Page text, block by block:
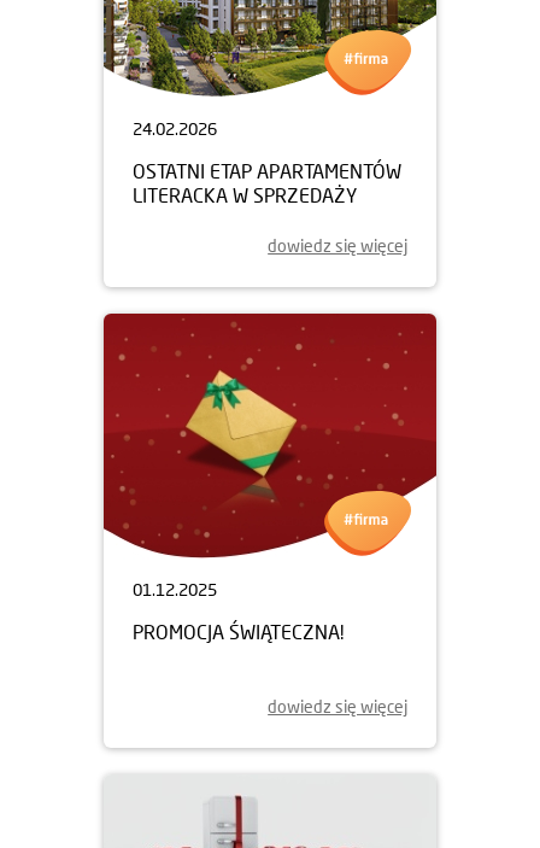
24.02.2026
OSTATNI ETAP APARTAMENTÓW
LITERACKA W SPRZEDAŻY
dowiedz się więcej
01.12.2025
PROMOCJA ŚWIĄTECZNA!
dowiedz się więcej